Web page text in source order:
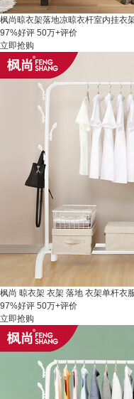
枫尚晾衣架落地凉晾衣杆室内挂衣
97%好评 50万+评价
立即抢购
枫尚 晾衣架 衣架 落地 衣架单杆衣
97%好评 50万+评价
立即抢购